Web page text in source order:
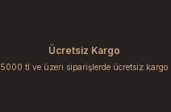
Ücretsiz Kargo
5000 tl ve üzeri siparişlerde ücretsiz kargo